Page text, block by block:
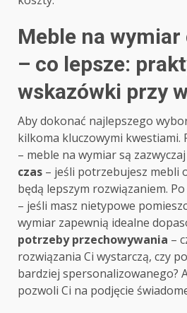
Meble na
– co lepsze:
wskazówki przy
Aby dokonać najlepszego
kilkoma kluczowymi kwestiami.
– meble na wymiar są
czas – jeśli potrzebujesz mebli
będą lepszym rozwiązaniem.
– jeśli masz nietypowe
wymiar zapewnią idealne
potrzeby przechowywania –
rozwiązania Ci wystarczą, czy
bardziej spersonalizowanego?
pozwoli Ci na podjęcie